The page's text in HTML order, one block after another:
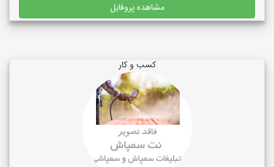
مشاهده پروفایل
کسب و کار